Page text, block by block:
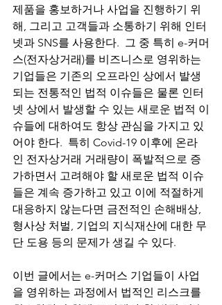
제품을 홍보하거나 사업을 진행하기 위
해, 그리고 고객들과 소통하기 위해 인터
넷과 SNS를 사용한다.  그 중 특히 e-커머
스(전자상거래)를 비즈니스로 영위하는
기업들은 기존의 오프라인 상에서 발생
되는 전통적인 법적 이슈들은 물론 인터
넷 상에서 발생할 수 있는 새로운 법적 이
슈들에 대하여도 항상 관심을 가지고 있
어야 한다.  특히 Covid-19 이후에 온라
인 전자상거래 거래량이 폭발적으로 증
가하면서 고려해야 할 새로운 법적 이슈
들은 계속 증가하고 있고 이에 적절하게
대응하지 않는다면 금전적인 손해배상,
형사상 처벌, 기업의 지식재산에 대한 무
단 도용 등의 문제가 생길 수 있다.
이번 글에서는 e-커머스 기업들이 사업
을 영위하는 과정에서 법적인 리스크를